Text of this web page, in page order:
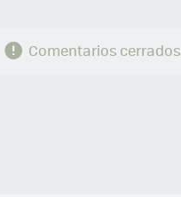
Comentarios cerrados